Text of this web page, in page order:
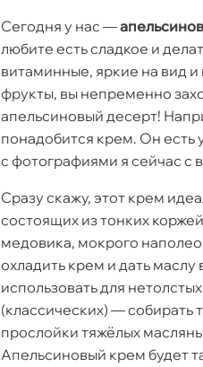
Сегодня у нас —
любите есть сладкое и
витаминные, яркие на вид
фрукты, вы непременно
апельсиновый десерт!
понадобится крем. Он
с фотографиями я сейчас с
Сразу скажу, этот крем
состоящих из тонких
медовика, мокрого
охладить крем и дать
использовать для
(классических) — собирать
прослойки тяжёлых
Апельсиновый крем будет